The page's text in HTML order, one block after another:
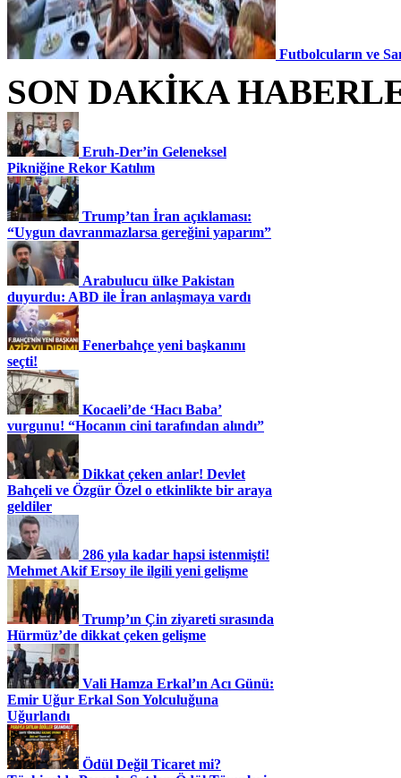
Futbolcuların ve
SON DAKİKA
Eruh-Der’in Geleneksel
Pikniğine Rekor Katılım
Trump’tan İran açıklaması:
“Uygun davranmazlarsa gereğini yaparım”
Arabulucu ülke Pakistan
duyurdu: ABD ile İran anlaşmaya vardı
Fenerbahçe yeni başkanını
seçti!
Kocaeli’de ‘Hacı Baba’
vurgunu! “Hocanın cini tarafından alındı”
Dikkat çeken anlar! Devlet
Bahçeli ve Özgür Özel o etkinlikte bir araya
geldiler
286 yıla kadar hapsi istenmişti!
Mehmet Akif Ersoy ile ilgili yeni gelişme
Trump’ın Çin ziyareti sırasında
Hürmüz’de dikkat çeken gelişme
Vali Hamza Erkal’ın Acı Günü:
Emir Uğur Erkal Son Yolculuğuna
Uğurlandı
Ödül Değil Ticaret mi?